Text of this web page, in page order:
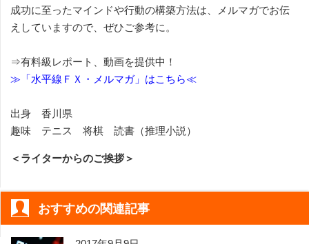
成功に至ったマインドや行動の構築方法は、メルマガでお伝
えしていますので、ぜひご参考に。
⇒有料級レポート、動画を提供中！
≫「水平線ＦＸ・メルマガ」はこちら≪
出身 香川県
趣味 テニス 将棋 読書（推理小説）
＜ライターからのご挨拶＞
おすすめの関連記事